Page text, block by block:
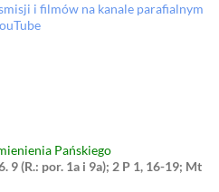
i filmów na kanale parafialnym
Pańskiego
9 (R.: por. 1a i 9a); 2 P 1, 16-19; Mt